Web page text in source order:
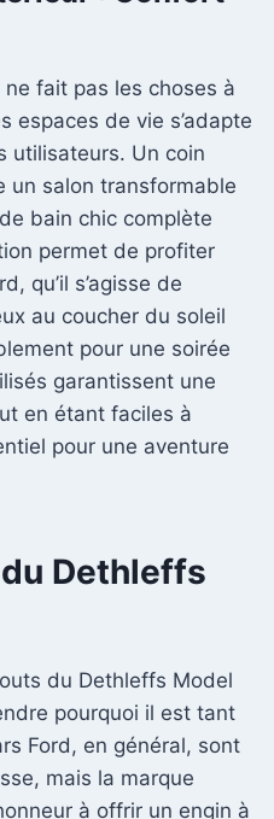
ne fait pas les choses à
espaces de vie s’adapte
utilisateurs. Un coin
un salon transformable
bain chic complète
permet de profiter
qu’il s’agisse de
au coucher du soleil
pour une soirée
garantissent une
en étant faciles à
pour une aventure
Dethleffs
du Dethleffs Model
pourquoi il est tant
Ford, en général, sont
mais la marque
à offrir un engin à